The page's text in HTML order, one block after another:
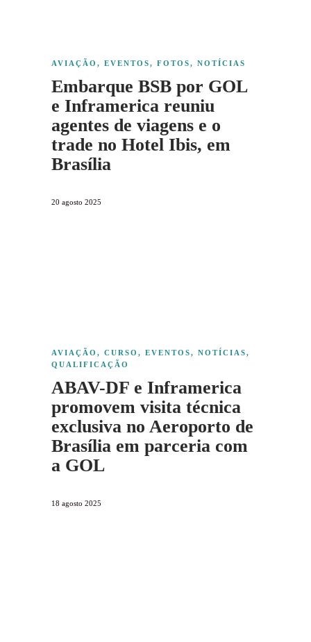
AVIAÇÃO , EVENTOS, FOTOS, NOTÍCIAS
Embarque BSB por GOL
e Inframerica reuniu
agentes de viagens e o
trade no Hotel Ibis, em
Brasília
20 agosto 2025
AVIAÇÃO , CURSO , EVENTOS, NOTÍCIAS,
QUALIFICAÇÃO
ABAV-DF e Inframerica
promovem visita técnica
exclusiva no Aeroporto de
Brasília em parceria com
a GOL
18 agosto 2025